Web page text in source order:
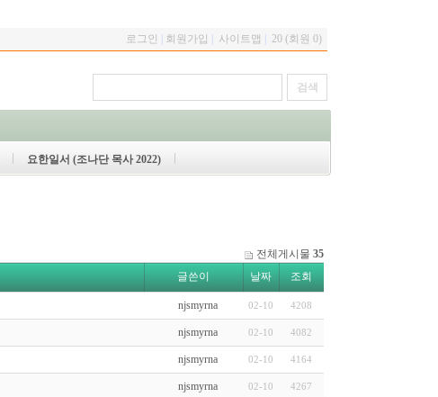
로그인 회원가입 사이트맵 20 (회원 0)
요한일서 (조나단 목사 2022)
전체게시물 35
글쓴이 날짜 조회
njsmyrna 02-10 4208
njsmyrna 02-10 4082
njsmyrna 02-10 4164
njsmyrna 02-10 4267